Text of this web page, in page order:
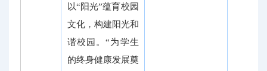
以“阳光”蕴育校园
文化，构建阳光和
谐校园。“为学生
的终身健康发展奠